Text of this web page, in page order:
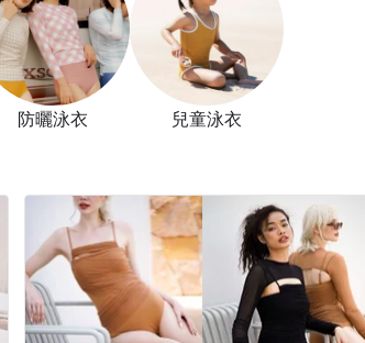
防曬泳衣 兒童泳衣